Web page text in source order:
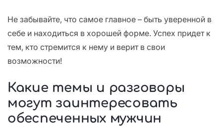
Не забывайте, что самое главное – быть уверенной в
себе и находиться в хорошей форме. Успех придет к
тем, кто стремится к нему и верит в свои
возможности!
Какие темы и разговоры
могут заинтересовать
обеспеченных мужчин